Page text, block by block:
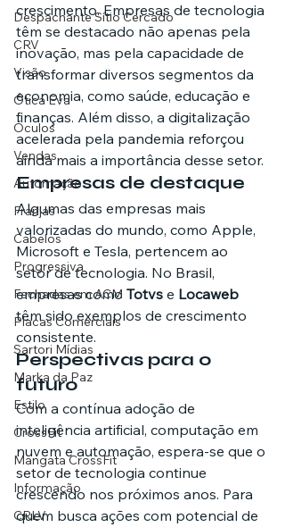
Despachante Sítio Cercado
CRV
Visão
Ótica Eva
Óculos
Vendas
Automação
Franjas
Cabelos
Progressiva
Fachadas em ACM
Placas Comerciais
Sartori Mídias
Marka da Paz
Estilo
CrossFit
Mangata CrossFit
Informação
CRLV
crescimento. Empresas de tecnologia
têm se destacado não apenas pela
inovação, mas pela capacidade de
transformar diversos segmentos da
economia, como saúde, educação e
finanças. Além disso, a digitalização
acelerada pela pandemia reforçou
ainda mais a importância desse setor.
Empresas de destaque
Algumas das empresas mais
valorizadas do mundo, como Apple,
Microsoft e Tesla, pertencem ao
setor de tecnologia. No Brasil,
empresas como Totvs e Locaweb
têm sido exemplos de crescimento
consistente.
Perspectivas para o
futuro
Com a contínua adoção de
inteligência artificial, computação em
nuvem e automação, espera-se que o
setor de tecnologia continue
crescendo nos próximos anos. Para
quem busca ações com potencial de